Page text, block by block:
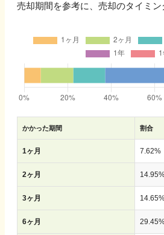
売却期間を参考に、売却のタイミン
かかった期間 割合
1ヶ月 7.62%
2ヶ月 14.95
3ヶ月 14.65
6ヶ月 29.45